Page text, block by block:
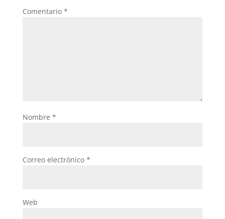
Comentario *
Nombre *
Correo electrónico *
Web